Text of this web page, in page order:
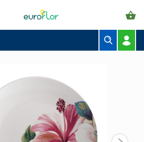
ЦВЕТЫ В ПАЧКАХ
ФЛОРИСТИКА
КОМНАТНЫЕ РАСТЕНИЯ
КАТАЛОГ
ПРЕДМЕТЫ ИНТЕРЬЕРА